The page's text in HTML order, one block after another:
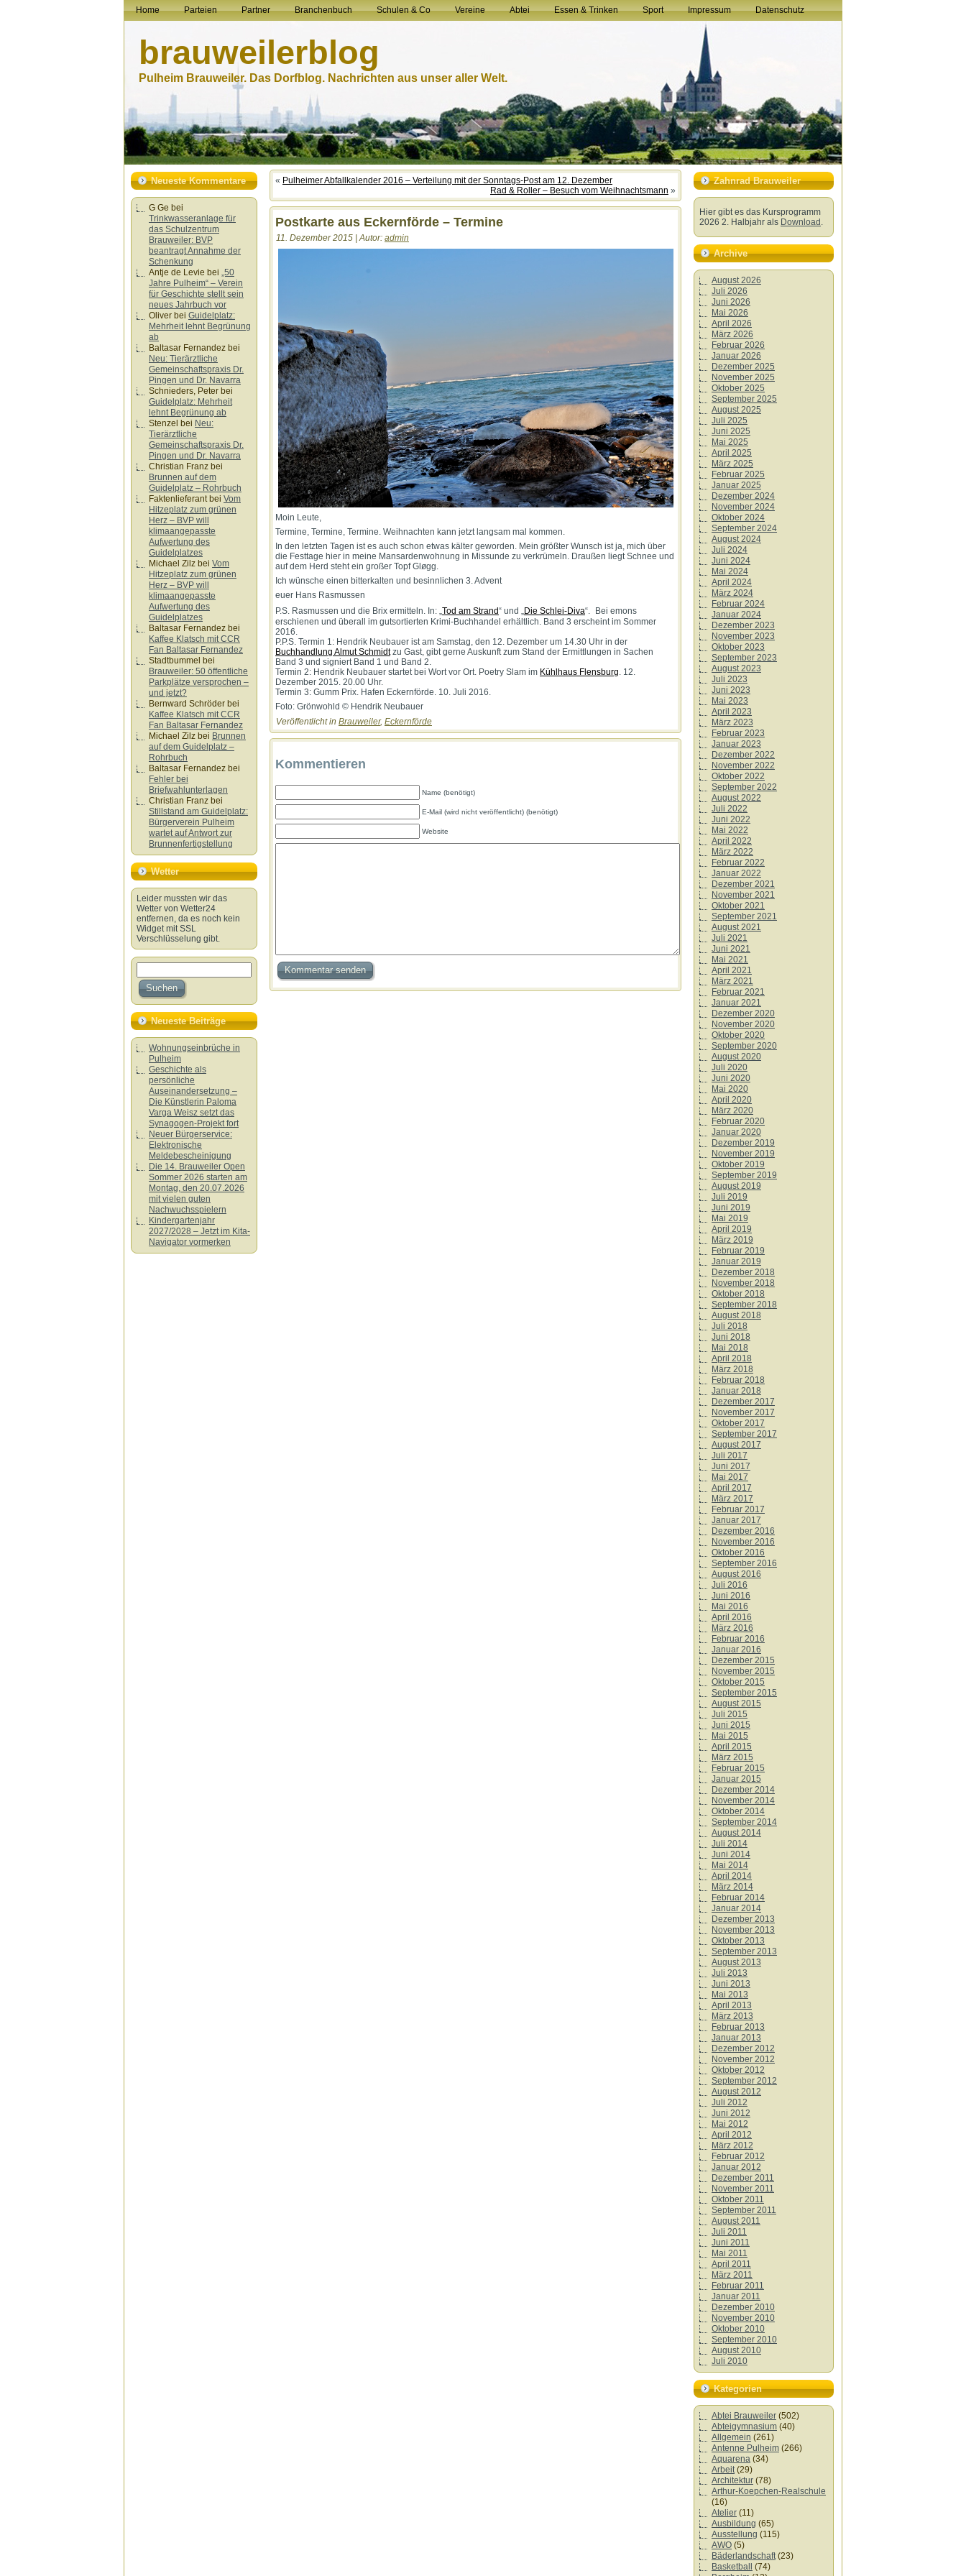
Home Parteien Partner Branchenbuch Schulen & Co Vereine Abtei Essen & Trinken Sport Impressum Datenschutz
brauweilerblog
Pulheim Brauweiler. Das Dorfblog. Nachrichten aus unser aller Welt.
Neueste Kommentare
G Ge bei
Trinkwasseranlage für
das Schulzentrum
Brauweiler: BVP
beantragt Annahme der
Schenkung
Antje de Levie bei „50
Jahre Pulheim“ – Verein
für Geschichte stellt sein
neues Jahrbuch vor
Oliver bei Guidelplatz:
Mehrheit lehnt Begrünung
ab
Baltasar Fernandez bei
Neu: Tierärztliche
Gemeinschaftspraxis Dr.
Pingen und Dr. Navarra
Schnieders, Peter bei
Guidelplatz: Mehrheit
lehnt Begrünung ab
Stenzel bei Neu:
Tierärztliche
Gemeinschaftspraxis Dr.
Pingen und Dr. Navarra
Christian Franz bei
Brunnen auf dem
Guidelplatz – Rohrbuch
Faktenlieferantbei Vom
Hitzeplatz zum grünen
Herz – BVP will
klimaangepasste
Aufwertung des
Guidelplatzes
Michael Zilz bei Vom
Hitzeplatz zum grünen
Herz – BVP will
klimaangepasste
Aufwertung des
Guidelplatzes
Baltasar Fernandez bei
Kaffee Klatsch mit CCR
Fan Baltasar Fernandez
Stadtbummel bei
Brauweiler: 50 öffentliche
Parkplätze versprochen –
und jetzt?
Bernward Schröder bei
Kaffee Klatsch mit CCR
Fan Baltasar Fernandez
Michael Zilz bei Brunnen
auf dem Guidelplatz –
Rohrbuch
Baltasar Fernandez bei
Fehler bei
Briefwahlunterlagen
Christian Franz bei
Stillstand am Guidelplatz:
Bürgerverein Pulheim
wartet auf Antwort zur
Brunnenfertigstellung
Wetter
Leider mussten wir das
Wetter von Wetter24
entfernen, da es noch kein
Widget mit SSL
Verschlüsselung gibt.
Neueste Beiträge
Wohnungseinbrüche in
Pulheim
Geschichte als
persönliche
Auseinandersetzung –
Die Künstlerin Paloma
Varga Weisz setzt das
Synagogen-Projekt fort
Neuer Bürgerservice:
Elektronische
Meldebescheinigung
Die 14. Brauweiler Open
Sommer 2026 starten am
Montag, den 20.07.2026
mit vielen guten
Nachwuchsspielern
Kindergartenjahr
2027/2028 – Jetzt im Kita-
Navigator vormerken
« Pulheimer Abfallkalender 2016 – Verteilung mit der Sonntags-Post am 12. Dezember
Rad & Roller – Besuch vom Weihnachtsmann »
Postkarte aus Eckernförde – Termine
11. Dezember 2015 | Autor: admin
Moin Leute,
Termine, Termine, Termine. Weihnachten kann jetzt langsam mal kommen.
In den letzten Tagen ist es auch schon etwas kälter geworden. Mein größter Wunsch ist ja, mich über
die Festtage hier in meine Mansardenwohnung in Missunde zu verkrümeln. Draußen liegt Schnee und
auf dem Herd steht ein großer Topf Gløgg.
Ich wünsche einen bitterkalten und besinnlichen 3. Advent
euer Hans Rasmussen
P.S. Rasmussen und die Brix ermitteln. In: „Tod am Strand“ und „Die Schlei-Diva“. Bei emons
erschienen und überall im gutsortierten Krimi-Buchhandel erhältlich. Band 3 erscheint im Sommer
2016.
P.P.S. Termin 1: Hendrik Neubauer ist am Samstag, den 12. Dezember um 14.30 Uhr in der
Buchhandlung Almut Schmidtzu Gast, gibt gerne Auskunft zum Stand der Ermittlungen in Sachen
Band 3 und signiert Band 1 und Band 2.
Termin 2: Hendrik Neubauer startet bei Wort vor Ort. Poetry Slam im Kühlhaus Flensburg. 12.
Dezember 2015. 20.00 Uhr.
Termin 3: Gumm Prix. Hafen Eckernförde. 10. Juli 2016.
Foto: Grönwohld © Hendrik Neubauer
Veröffentlicht in Brauweiler, Eckernförde
Kommentieren
Name (benötigt)
E-Mail (wird nicht veröffentlicht) (benötigt)
Website
Zahnrad Brauweiler
Hier gibt es das Kursprogramm
2026 2. Halbjahr als Download .
Archive
August 2026
Juli 2026
Juni 2026
Mai 2026
April 2026
März 2026
Februar 2026
Januar 2026
Dezember 2025
November 2025
Oktober 2025
September 2025
August 2025
Juli 2025
Juni 2025
Mai 2025
April 2025
März 2025
Februar 2025
Januar 2025
Dezember 2024
November 2024
Oktober 2024
September 2024
August 2024
Juli 2024
Juni 2024
Mai 2024
April 2024
März 2024
Februar 2024
Januar 2024
Dezember 2023
November 2023
Oktober 2023
September 2023
August 2023
Juli 2023
Juni 2023
Mai 2023
April 2023
März 2023
Februar 2023
Januar 2023
Dezember 2022
November 2022
Oktober 2022
September 2022
August 2022
Juli 2022
Juni 2022
Mai 2022
April 2022
März 2022
Februar 2022
Januar 2022
Dezember 2021
November 2021
Oktober 2021
September 2021
August 2021
Juli 2021
Juni 2021
Mai 2021
April 2021
März 2021
Februar 2021
Januar 2021
Dezember 2020
November 2020
Oktober 2020
September 2020
August 2020
Juli 2020
Juni 2020
Mai 2020
April 2020
März 2020
Februar 2020
Januar 2020
Dezember 2019
November 2019
Oktober 2019
September 2019
August 2019
Juli 2019
Juni 2019
Mai 2019
April 2019
März 2019
Februar 2019
Januar 2019
Dezember 2018
November 2018
Oktober 2018
September 2018
August 2018
Juli 2018
Juni 2018
Mai 2018
April 2018
März 2018
Februar 2018
Januar 2018
Dezember 2017
November 2017
Oktober 2017
September 2017
August 2017
Juli 2017
Juni 2017
Mai 2017
April 2017
März 2017
Februar 2017
Januar 2017
Dezember 2016
November 2016
Oktober 2016
September 2016
August 2016
Juli 2016
Juni 2016
Mai 2016
April 2016
März 2016
Februar 2016
Januar 2016
Dezember 2015
November 2015
Oktober 2015
September 2015
August 2015
Juli 2015
Juni 2015
Mai 2015
April 2015
März 2015
Februar 2015
Januar 2015
Dezember 2014
November 2014
Oktober 2014
September 2014
August 2014
Juli 2014
Juni 2014
Mai 2014
April 2014
März 2014
Februar 2014
Januar 2014
Dezember 2013
November 2013
Oktober 2013
September 2013
August 2013
Juli 2013
Juni 2013
Mai 2013
April 2013
März 2013
Februar 2013
Januar 2013
Dezember 2012
November 2012
Oktober 2012
September 2012
August 2012
Juli 2012
Juni 2012
Mai 2012
April 2012
März 2012
Februar 2012
Januar 2012
Dezember 2011
November 2011
Oktober 2011
September 2011
August 2011
Juli 2011
Juni 2011
Mai 2011
April 2011
März 2011
Februar 2011
Januar 2011
Dezember 2010
November 2010
Oktober 2010
September 2010
August 2010
Juli 2010
Kategorien
Abtei Brauweiler (502)
Abteigymnasium (40)
Allgemein (261)
Antenne Pulheim (266)
Aquarena (34)
Arbeit(29)
Architektur (78)
Arthur-Koepchen-Realschule
(16)
Atelier (11)
Ausbildung (65)
Ausstellung (115)
AWO (5)
Bäderlandschaft(23)
Basketball
(74)